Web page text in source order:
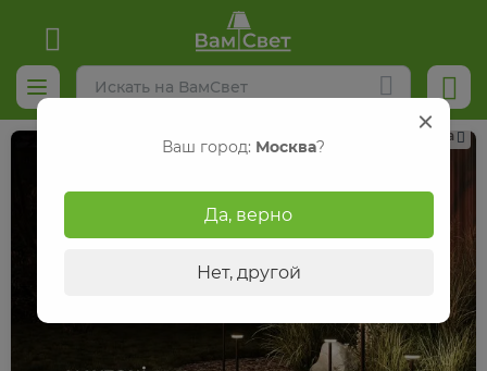
Реклама
Ваш город: Москва?
Да, верно
Нет, другой